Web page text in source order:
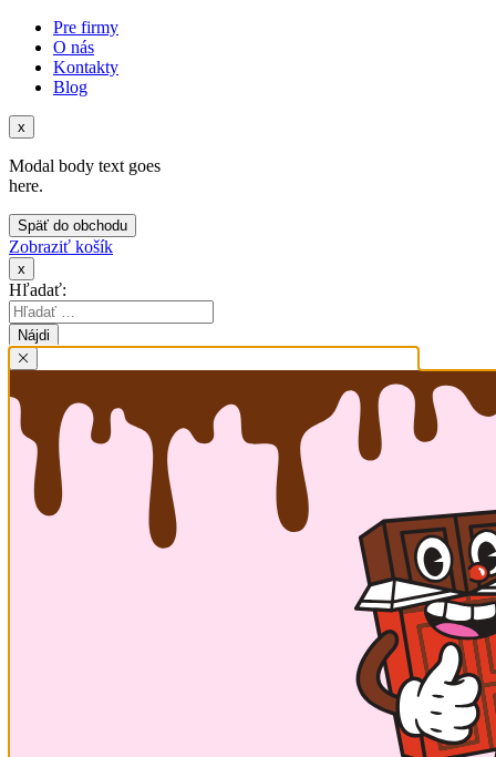
Pre firmy
O nás
Kontakty
Blog
x
Modal body text goes
here.
Späť do obchodu
Zobraziť košík
x
Hľadať: